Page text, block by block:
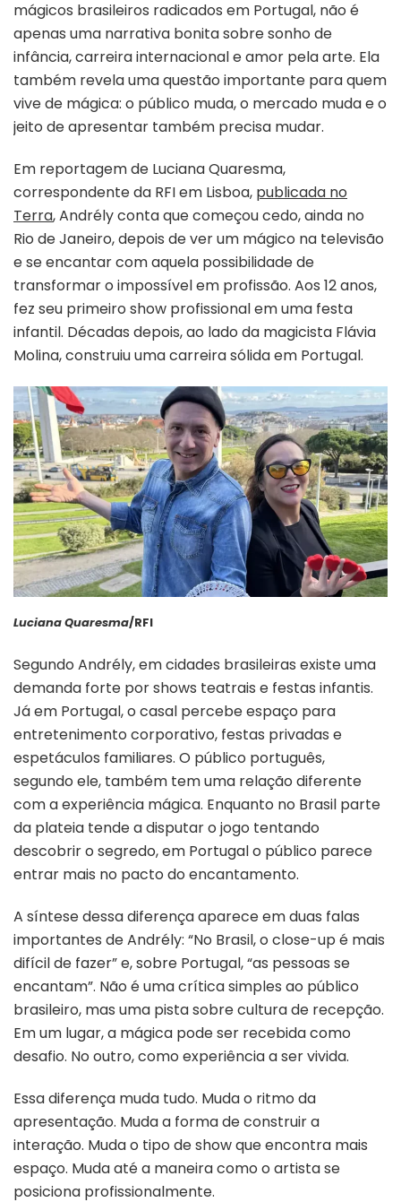
sonho
no
Brasil
em
carreira
em
Portugal
mágicos brasileiros radicados em Portugal, não é
apenas uma narrativa bonita sobre sonho de
infância, carreira internacional e amor pela arte. Ela
também revela uma questão importante para quem
vive de mágica: o público muda, o mercado muda e o
jeito de apresentar também precisa mudar.
Em reportagem de Luciana Quaresma,
correspondente da RFI em Lisboa, publicada no
Terra, Andrély conta que começou cedo, ainda no
Rio de Janeiro, depois de ver um mágico na televisão
e se encantar com aquela possibilidade de
transformar o impossível em profissão. Aos 12 anos,
fez seu primeiro show profissional em uma festa
infantil. Décadas depois, ao lado da magicista Flávia
Molina, construiu uma carreira sólida em Portugal.
Luciana Quaresma/RFI
Segundo Andrély, em cidades brasileiras existe uma
demanda forte por shows teatrais e festas infantis.
Já em Portugal, o casal percebe espaço para
entretenimento corporativo, festas privadas e
espetáculos familiares. O público português,
segundo ele, também tem uma relação diferente
com a experiência mágica. Enquanto no Brasil parte
da plateia tende a disputar o jogo tentando
descobrir o segredo, em Portugal o público parece
entrar mais no pacto do encantamento.
A síntese dessa diferença aparece em duas falas
importantes de Andrély: “No Brasil, o close-up é mais
difícil de fazer” e, sobre Portugal, “as pessoas se
encantam”. Não é uma crítica simples ao público
brasileiro, mas uma pista sobre cultura de recepção.
Em um lugar, a mágica pode ser recebida como
desafio. No outro, como experiência a ser vivida.
Essa diferença muda tudo. Muda o ritmo da
apresentação. Muda a forma de construir a
interação. Muda o tipo de show que encontra mais
espaço. Muda até a maneira como o artista se
posiciona profissionalmente.